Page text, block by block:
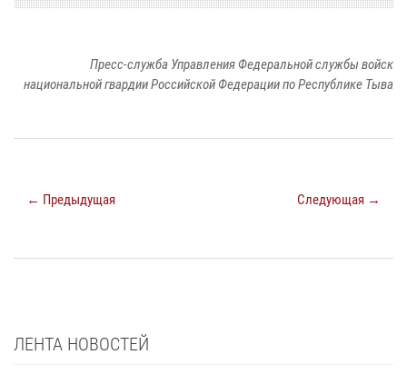
Пресс-служба Управления Федеральной службы войск
национальной гвардии Российской Федерации по Республике Тыва
← Предыдущая Следующая →
ЛЕНТА НОВОСТЕЙ